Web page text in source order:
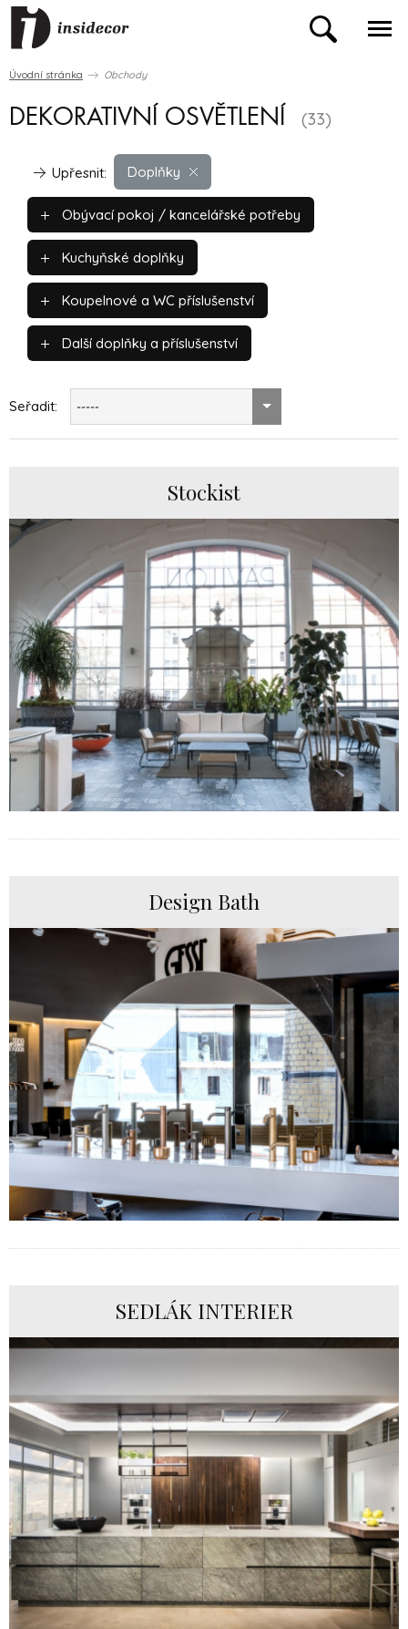
Úvodní stránka Obchody
DEKORATIVNÍ OSVĚTLENÍ (33)
Doplňky
Upřesnit:
Obývací pokoj / kancelářské potřeby
Kuchyňské doplňky
Koupelnové a WC příslušenství
Další doplňky a příslušenství
Seřadit: -----
Stockist
Design Bath
SEDLÁK INTERIER